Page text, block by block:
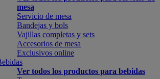
mesa
Servicio de mesa
Bandejas y bols
Vajillas completas y sets
Accesorios de mesa
Exclusivos online
Ver todos los productos para bebidas